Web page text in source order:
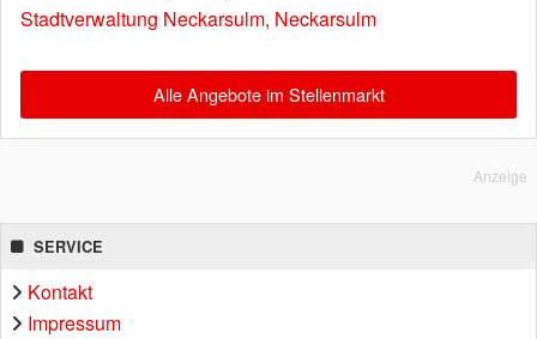
Stadtverwaltung Neckarsulm, Neckarsulm
Alle Angebote im Stellenmarkt
Anzeige
SERVICE
Kontakt
Impressum